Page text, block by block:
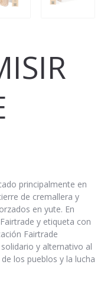
principalmente en
de cremallera y
en yute. En
y etiqueta con
Fairtrade
y alternativo al
los pueblos y la lucha